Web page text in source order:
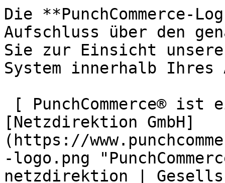
Die **PunchCommerce-
Aufschluss über den
Sie zur Einsicht
System innerhalb Ihres
[Netzdirektion GmbH]
(https://
-logo.png
netzdirektion |